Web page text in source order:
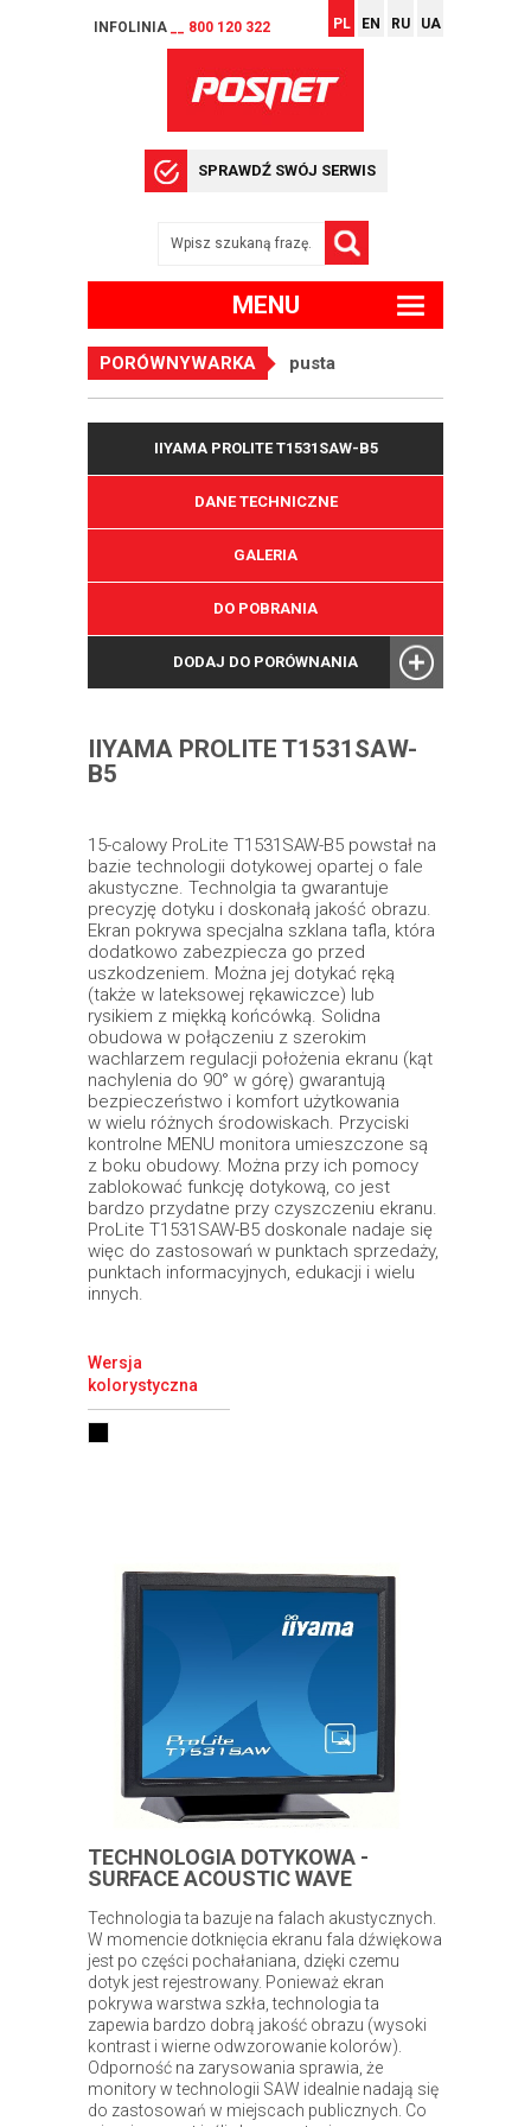
INFOLINIA __ 800 120 322 PL EN RU UA
SPRAWDŹ SWÓJ SERWIS
MENU
PORÓWNYWARKA pusta
IIYAMA PROLITE T1531SAW-B5
DANE TECHNICZNE
GALERIA
DO POBRANIA
DODAJ DO PORÓWNANIA
IIYAMA PROLITE T1531SAW-
B5
15-calowy ProLite T1531SAW-B5 powstał na
bazie technologii dotykowej opartej o fale
akustyczne. Technolgia ta gwarantuje
precyzję dotyku i doskonałą jakość obrazu.
Ekran pokrywa specjalna szklana tafla, która
dodatkowo zabezpiecza go przed
uszkodzeniem. Można jej dotykać ręką
(także w lateksowej rękawiczce) lub
rysikiem z miękką końcówką. Solidna
obudowa w połączeniu z szerokim
wachlarzem regulacji położenia ekranu (kąt
nachylenia do 90° w górę) gwarantują
bezpieczeństwo i komfort użytkowania
w wielu różnych środowiskach. Przyciski
kontrolne MENU monitora umieszczone są
z boku obudowy. Można przy ich pomocy
zablokować funkcję dotykową, co jest
bardzo przydatne przy czyszczeniu ekranu.
ProLite T1531SAW-B5 doskonale nadaje się
więc do zastosowań w punktach sprzedaży,
punktach informacyjnych, edukacji i wielu
innych.
Wersja
kolorystyczna
TECHNOLOGIA DOTYKOWA -
SURFACE ACOUSTIC WAVE
Technologia ta bazuje na falach akustycznych.
W momencie dotknięcia ekranu fala dźwiękowa
jest po części pochałaniana, dzięki czemu
dotyk jest rejestrowany. Ponieważ ekran
pokrywa warstwa szkła, technologia ta
zapewia bardzo dobrą jakość obrazu (wysoki
kontrast i wierne odwzorowanie kolorów).
Odporność na zarysowania sprawia, że
monitory w technologii SAW idealnie nadają się
do zastosowań w miejscach publicznych. Co